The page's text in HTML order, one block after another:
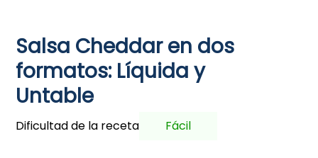
Salsa Cheddar en dos
formatos: Líquida y
Untable
Dificultad de la receta Fácil